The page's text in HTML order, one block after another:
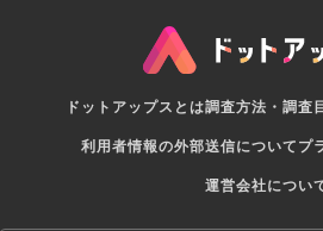
ドットアップスとは調査方法・調査
利用者情報の外部送信についてプ
運営会社につい